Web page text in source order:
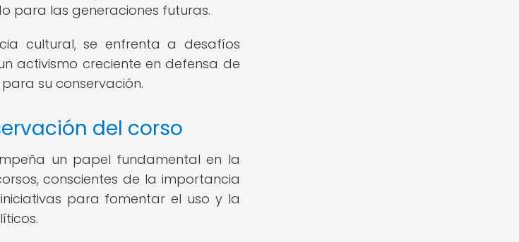
para las generaciones futuras.
cultural, se enfrenta a desafíos
activismo creciente en defensa de
su conservación.
del corso
un papel fundamental en la
conscientes de la importancia
para fomentar el uso y la